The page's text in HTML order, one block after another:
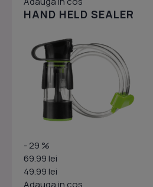
HAND HELD SEALER
- 29 %
69.99 lei
49.99 lei